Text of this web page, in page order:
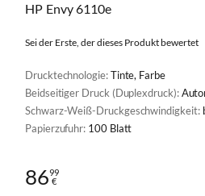
HP Envy 6110e
Sei der Erste, der dieses Produkt bewertet
Drucktechnologie:Tinte, Farbe
Beidseitiger Druck (Duplexdruck):
Schwarz-Weiß-Druckgeschwindigkeit:
Papierzufuhr: 100 Blatt
8699
€